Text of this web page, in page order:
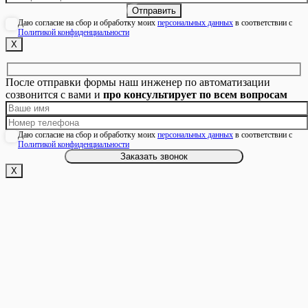
Даю согласие на сбор и обработку моих персональных данных в соответствии с
Политикой конфиденциальности
Х
После отправки формы наш инженер по автоматизации
созвонится с вами и про консультирует по всем вопросам
Даю согласие на сбор и обработку моих персональных данных в соответствии с
Политикой конфиденциальности
Х